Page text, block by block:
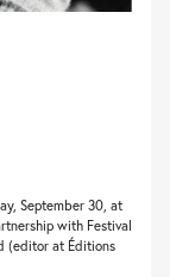
September 30, at
with Festival
(editor at Éditions